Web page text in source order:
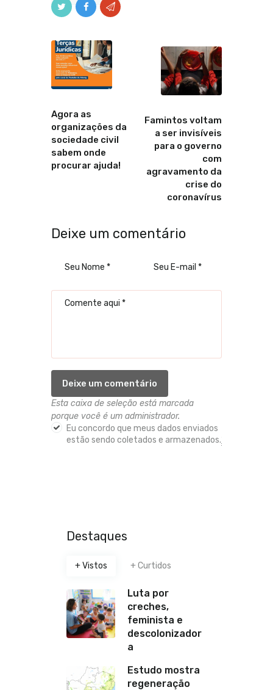
Agora as
organizações da
sociedade civil
sabem onde
procurar ajuda!
Famintos voltam
a ser invisíveis
para o governo
com
agravamento da
crise do
coronavírus
Deixe um comentário
Esta caixa de seleção está marcada
porque você é um administrador.
Eu concordo que meus dados enviados
estão sendo coletados e armazenados.
Destaques
+ Vistos + Curtidos
Luta por
creches,
feminista e
descolonizador
a
Estudo mostra
regeneração